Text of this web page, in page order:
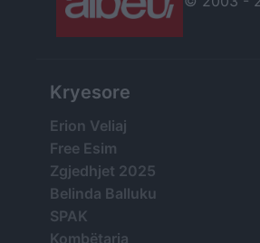
Kryesore
Erion Veliaj
Free Esim
Zgjedhjet 2025
Belinda Balluku
SPAK
Kombëtarja